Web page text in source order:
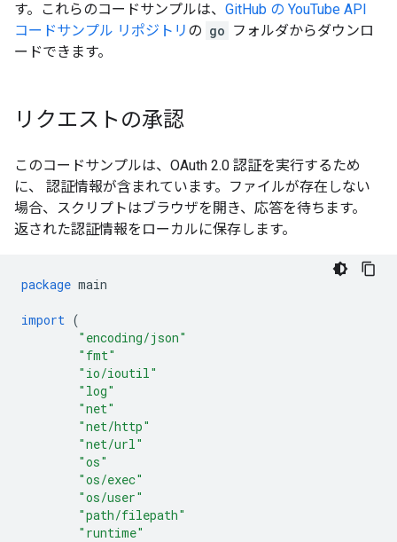
す。これらのコードサンプルは、 GitHub の YouTube API
コードサンプル リポジトリ の go フォルダからダウンロ
ードできます。
リクエストの承認
このコードサンプルは、OAuth 2.0 認証を実行するため
に、 認証情報が含まれています。ファイルが存在しない
場合、スクリプトはブラウザを開き、応答を待ちます。
返された認証情報をローカルに保存します。
package main
import (
"encoding/json"
"fmt"
"io/ioutil"
"log"
"net"
"net/http"
"net/url"
"os"
"os/exec"
"os/user"
"path/filepath"
"runtime"